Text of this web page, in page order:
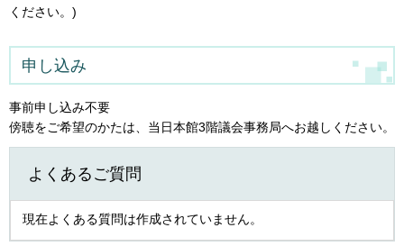
ください。)
申し込み
事前申し込み不要
傍聴をご希望のかたは、当日本館3階議会事務局へお越しください。
よくあるご質問
現在よくある質問は作成されていません。